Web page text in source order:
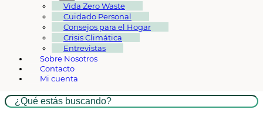
Vida Zero Waste
Cuidado Personal
Consejos para el Hogar
Crisis Climática
Entrevistas
Sobre Nosotros
Contacto
Mi cuenta
Buscar